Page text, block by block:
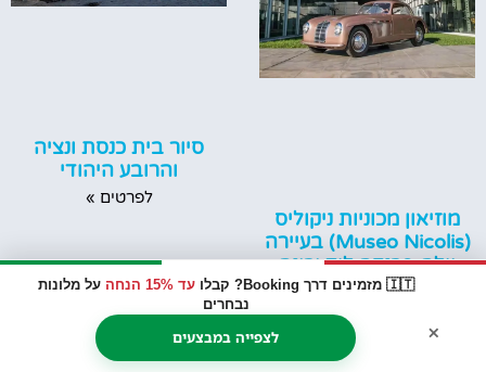
🇮🇹 מזמינים דרך Booking? קבלו עד 15% הנחה
על מלונות
נבחרים
לצפייה במבצעים ×
מוזיאון מכוניות ניקוליס
(Museo Nicolis) בעיירה
וילה-פרנקה ליד ורונה
לפרטים »
סיור בית כנסת ונציה
והרובע היהודי
לפרטים »